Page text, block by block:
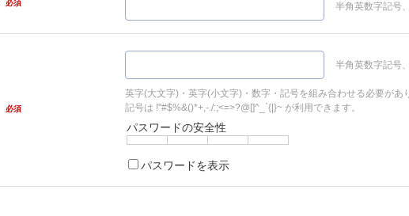
必須 半角英数字記号
必須
半角英数字記号
英字(大文字)・英字(小文字)・数字・記号を組み合わせる必要があ
記号は !"#$%&()*+,-./:;<=>?@[]^_`{|}~ が利用できます。
パスワードの安全性
パスワードを表示